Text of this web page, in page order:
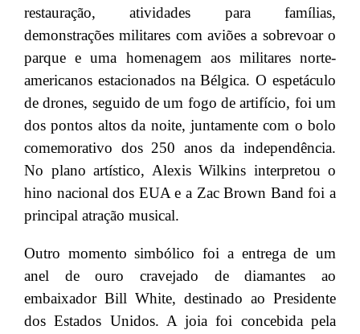
restauração, atividades para famílias,
demonstrações militares com aviões a sobrevoar o
parque e uma homenagem aos militares norte-
americanos estacionados na Bélgica. O espetáculo
de drones, seguido de um fogo de artifício, foi um
dos pontos altos da noite, juntamente com o bolo
comemorativo dos 250 anos da independência.
No plano artístico, Alexis Wilkins interpretou o
hino nacional dos EUA e a Zac Brown Band foi a
principal atração musical.
Outro momento simbólico foi a entrega de um
anel de ouro cravejado de diamantes ao
embaixador Bill White, destinado ao Presidente
dos Estados Unidos. A joia foi concebida pela